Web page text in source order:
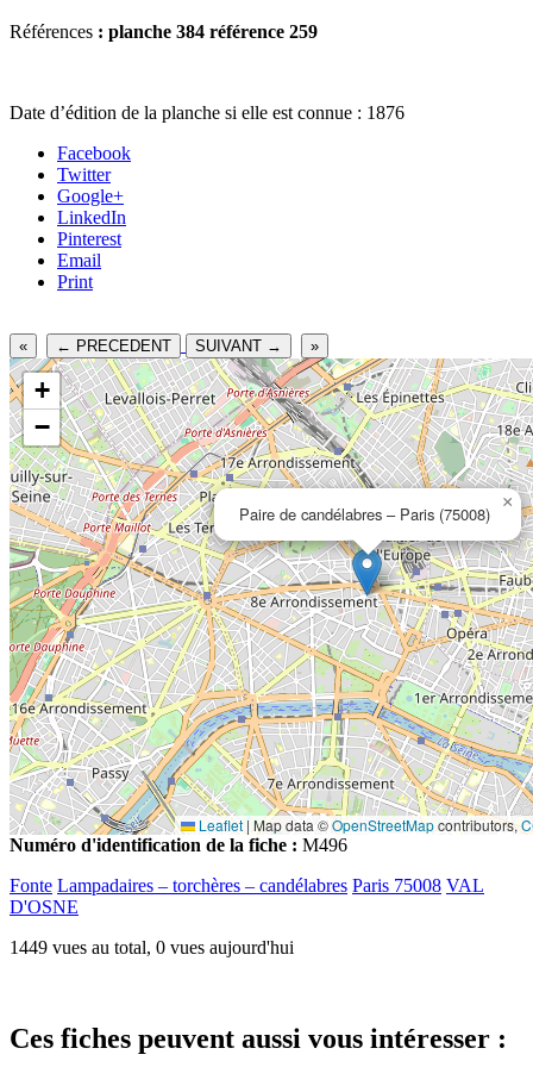
Références : planche 384 référence 259
Date d’édition de la planche si elle est connue : 1876
Facebook
Twitter
Google+
LinkedIn
Pinterest
Email
Print
« ← PRECEDENT SUIVANT → »
Paire de candélabres – Paris (75008)
×
+
−
Leaflet | Map data ©OpenStreetMapcontributors,
Numéro d'identification de la fiche : M496
Fonte Lampadaires – torchères – candélabres Paris 75008 VAL
D'OSNE
1449 vues au total, 0 vues aujourd'hui
Ces fiches peuvent aussi vous intéresser :